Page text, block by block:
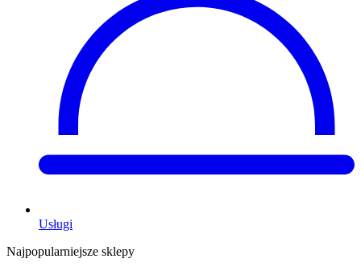
Usługi
Najpopularniejsze sklepy